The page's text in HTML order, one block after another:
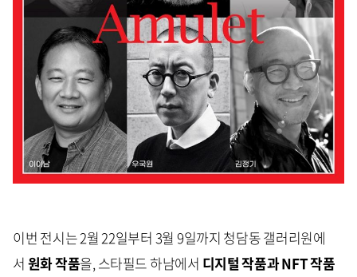
이번 전시는 2월 22일부터 3월 9일까지 청담동 갤러리원에
서 원화 작품을, 스타필드 하남에서 디지털 작품과 NFT 작품